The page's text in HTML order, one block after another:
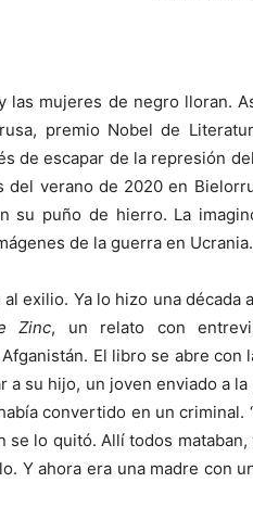
las mujeres de negro lloran.
premio Nobel de
de escapar de la represión
verano de 2020 en
su puño de hierro. La
de la guerra en Ucrania.
exilio. Ya lo hizo una década
Zinc, un relato con
El libro se abre con
a su hijo, un joven enviado a
convertido en un criminal.
se lo quitó. Allí todos
Y ahora era una madre con